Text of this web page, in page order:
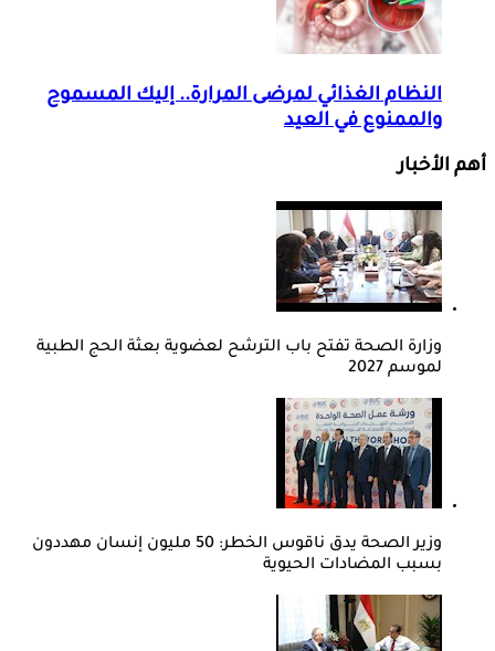
النظام الغذائي لمرضى المرارة.. إليك المسموح
والممنوع في العيد
أهم الأخبار
وزارة الصحة تفتح باب الترشح لعضوية بعثة الحج الطبية
لموسم 2027
وزير الصحة يدق ناقوس الخطر: 50 مليون إنسان مهددون
بسبب المضادات الحيوية